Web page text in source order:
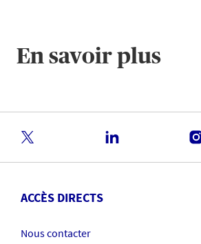
En savoir plus
ACCÈS DIRECTS
Nous contacter